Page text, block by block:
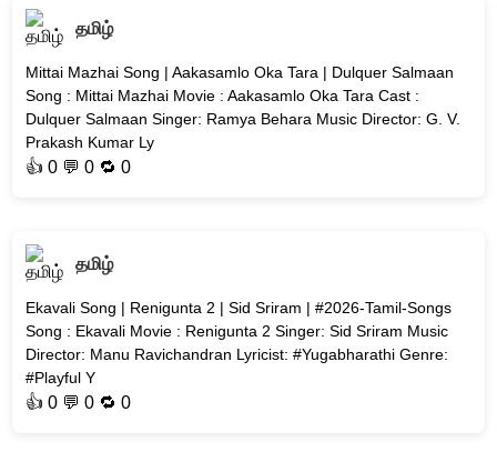
தமிழ்
Mittai Mazhai Song | Aakasamlo Oka Tara | Dulquer Salmaan
Song : Mittai Mazhai Movie : Aakasamlo Oka Tara Cast :
Dulquer Salmaan Singer: Ramya Behara Music Director: G. V.
Prakash Kumar Ly
👍0 💬 0 🔁0
தமிழ்
Ekavali Song | Renigunta 2 | Sid Sriram | #2026-Tamil-Songs
Song : Ekavali Movie : Renigunta 2 Singer: Sid Sriram Music
Director: Manu Ravichandran Lyricist: #Yugabharathi Genre:
#Playful Y
👍0 💬 0 🔁0